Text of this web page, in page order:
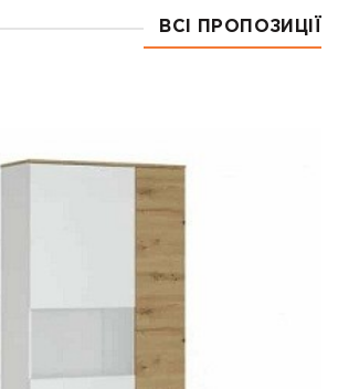
ВСІ ПРОПОЗИЦІЇ